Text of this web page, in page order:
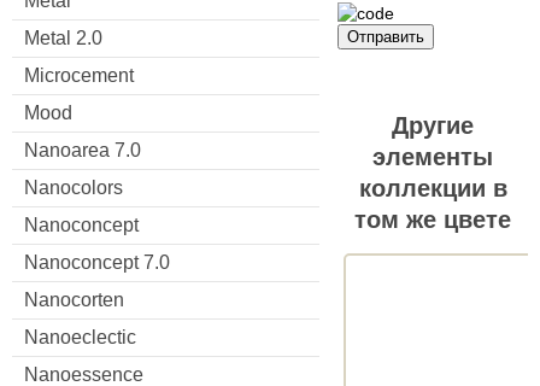
Metal 2.0
Microcement
Mood
Nanoarea 7.0
Nanocolors
Nanoconcept
Nanoconcept 7.0
Nanocorten
Nanoeclectic
Nanoessence
Отправить
Другие
элементы
коллекции в
том же цвете